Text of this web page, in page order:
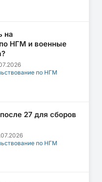
на
НГМ и военные
по НГМ
27 для сборов
по НГМ